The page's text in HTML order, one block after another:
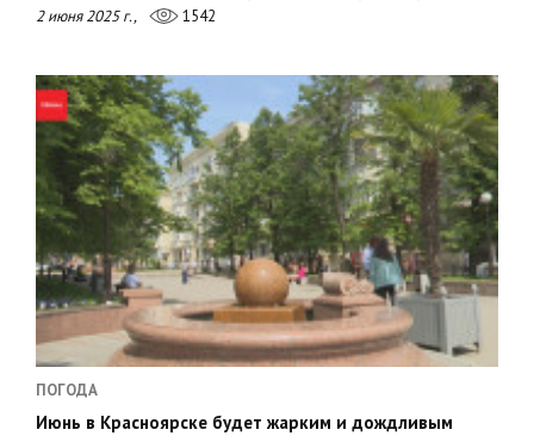
2 июня 2025 г., 1542
ПОГОДА
Июнь в Красноярске будет жарким и дождливым